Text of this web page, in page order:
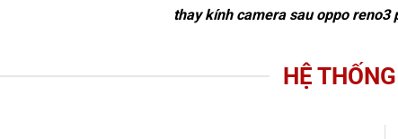
thay kính camera sau oppo reno3
HỆ